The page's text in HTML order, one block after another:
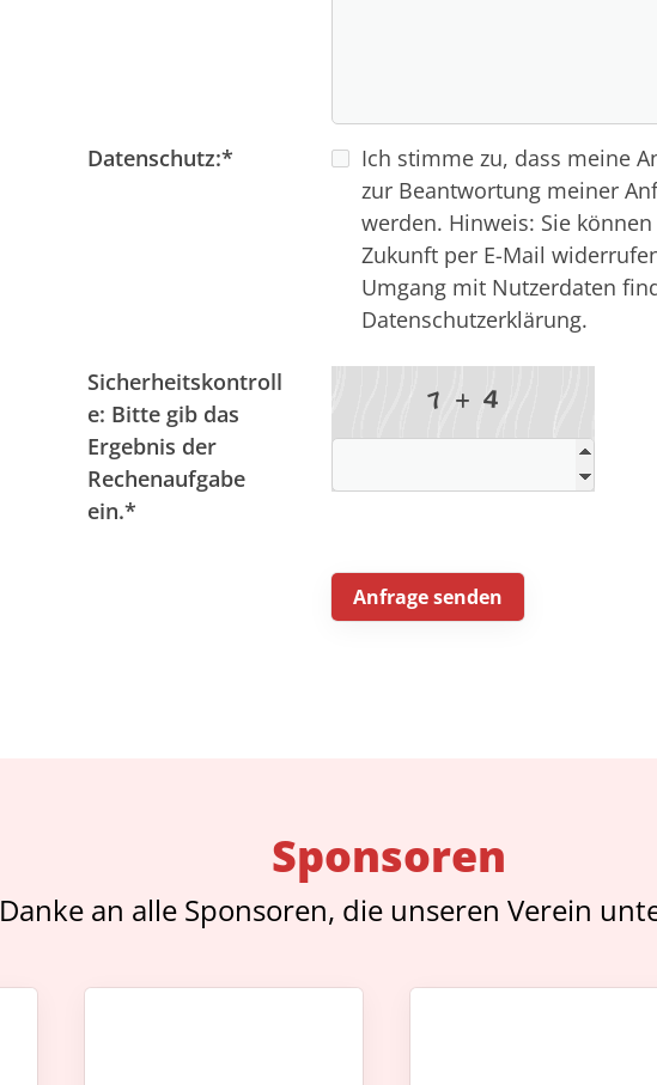
Datenschutz:*
Ich stimme zu, dass meine
zur Beantwortung meiner
werden. Hinweis: Sie
Zukunft per E-Mail
Umgang mit Nutzerdaten
Datenschutzerklärung.
Sicherheitskontroll
e: Bitte gib das
Ergebnis der
Rechenaufgabe
ein.*
7 4
Sponsoren
Danke an alle Sponsoren, die unseren Verein